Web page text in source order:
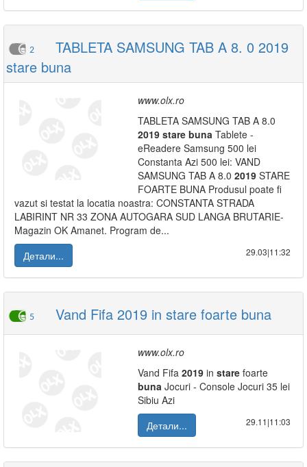
2
TABLETA SAMSUNG TAB A 8. 0 2019
stare buna
www.olx.ro
TABLETA SAMSUNG TAB A 8.0
2019 stare buna Tablete -
eReadere Samsung 500 lei
Constanta Azi 500 lei: VAND
SAMSUNG TAB A 8.0 2019 STARE
FOARTE BUNA Produsul poate fi
vazut si testat la locatia noastra: CONSTANTA STRADA
LABIRINT NR 33 ZONA AUTOGARA SUD LANGA BRUTARIE-
Magazin OK Amanet. Program de...
Детали...
29.03|11:32
5 Vand Fifa 2019 in stare foarte buna
www.olx.ro
Vand Fifa 2019 in stare foarte
buna Jocuri - Console Jocuri 35 lei
Sibiu Azi
Детали...
29.11|11:03